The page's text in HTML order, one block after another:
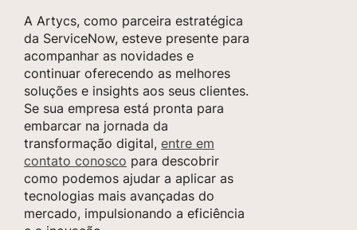
A Artycs, como parceira estratégica
da ServiceNow, esteve presente para
acompanhar as novidades e
continuar oferecendo as melhores
soluções e insights aos seus clientes.
Se sua empresa está pronta para
embarcar na jornada da
transformação digital, entre em
contato conosco para descobrir
como podemos ajudar a aplicar as
tecnologias mais avançadas do
mercado, impulsionando a eficiência